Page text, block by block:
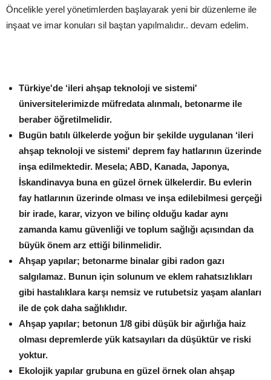
Öncelikle yerel yönetimlerden başlayarak yeni bir düzenleme ile
inşaat ve imar konuları sil baştan yapılmalıdır.. devam edelim.
Türkiye'de ‘ileri ahşap teknoloji ve sistemi'
üniversitelerimizde müfredata alınmalı, betonarme ile
beraber öğretilmelidir.
Bugün batılı ülkelerde yoğun bir şekilde uygulanan ‘ileri
ahşap teknoloji ve sistemi' deprem fay hatlarının üzerinde
inşa edilmektedir. Mesela; ABD, Kanada, Japonya,
İskandinavya buna en güzel örnek ülkelerdir. Bu evlerin
fay hatlarının üzerinde olması ve inşa edilebilmesi gerçeği
bir irade, karar, vizyon ve bilinç olduğu kadar aynı
zamanda kamu güvenliği ve toplum sağlığı açısından da
büyük önem arz ettiği bilinmelidir.
Ahşap yapılar; betonarme binalar gibi radon gazı
salgılamaz. Bunun için solunum ve eklem rahatsızlıkları
gibi hastalıklara karşı nemsiz ve rutubetsiz yaşam alanları
ile de çok daha sağlıklıdır.
Ahşap yapılar; betonun 1/8 gibi düşük bir ağırlığa haiz
olması depremlerde yük katsayıları da düşüktür ve riski
yoktur.
Ekolojik yapılar grubuna en güzel örnek olan ahşap